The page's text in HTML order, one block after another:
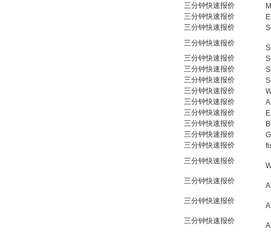
三分钟快速报价
三分钟快速报价
三分钟快速报价
三分钟快速报价
三分钟快速报价
三分钟快速报价
三分钟快速报价
三分钟快速报价
三分钟快速报价
三分钟快速报价
三分钟快速报价
三分钟快速报价
三分钟快速报价
三分钟快速报价
三分钟快速报价
三分钟快速报价
三分钟快速报价